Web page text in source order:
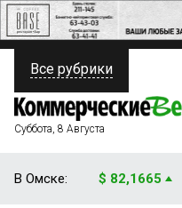
ПОЛИТИКА
ФИНАНСЫ
Все рубрики
Суббота, 8 Августа
В Омске: $ 82,1665